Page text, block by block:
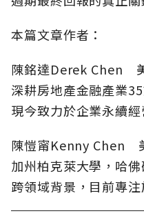
本篇文章作者：
陳銘達Derek Chen
深耕房地產金融產業35
現今致力於企業永續經
陳愷甯Kenny Chen
加州柏克萊大學，哈佛
跨領域背景，目前專